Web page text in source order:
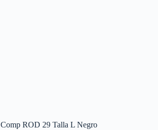
ROD 29 Talla L Negro